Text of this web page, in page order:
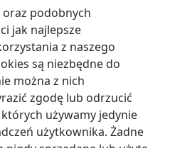
podobnych
jak najlepsze
z naszego
są niezbędne do
można z nich
zgodę lub odrzucić
używamy jedynie
użytkownika. Żadne
Strażnicy